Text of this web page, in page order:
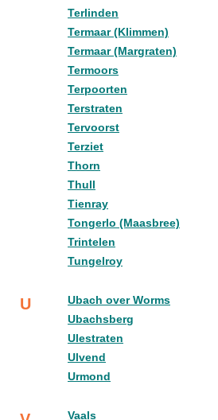
Terlinden
Termaar (Klimmen)
Termaar (Margraten)
Termoors
Terpoorten
Terstraten
Tervoorst
Terziet
Thorn
Thull
Tienray
Tongerlo (Maasbree)
Trintelen
Tungelroy
U
Ubach over Worms
Ubachsberg
Ulestraten
Ulvend
Urmond
Vaals